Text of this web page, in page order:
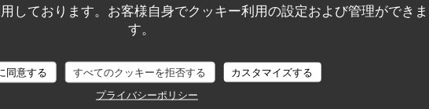
しております。お客様自身でクッキー利用の設定および管理ができま
す。
同意する すべてのクッキーを拒否する
カスタマイズする
プライバシーポリシー
サービス: 5 /5 雰囲気: 5/5 メニュー: 5/5 品質-価格